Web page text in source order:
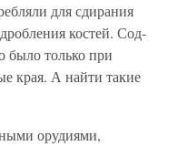
для сдирания
костей. Сод-
было только при
края. А найти такие
орудиями,